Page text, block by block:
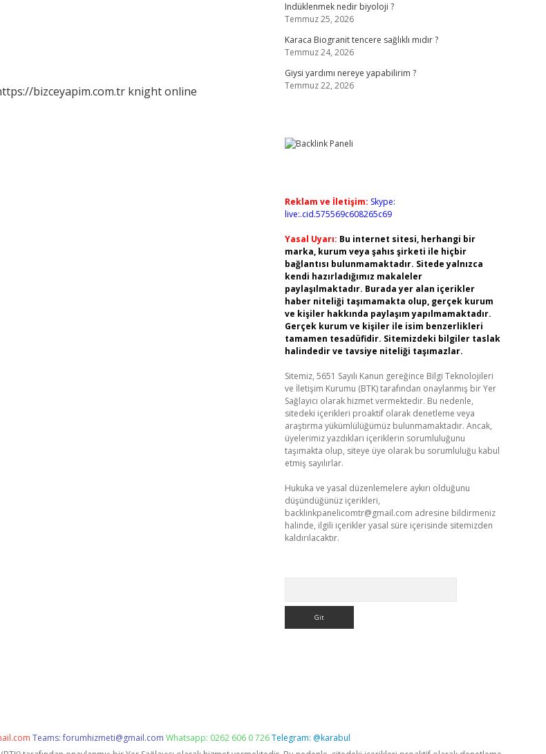
bizceyapim.com.tr knight online
Indüklenmek nedir biyoloji ?
Temmuz 25, 2026
Karaca Biogranit tencere sağlıklı mıdır ?
Temmuz 24, 2026
Giysi yardımı nereye yapabilirim ?
Temmuz 22, 2026
Reklam ve İletişim: Skype:
live:.cid.575569c608265c69
Yasal Uyarı: Bu internet sitesi, herhangi bir
marka, kurum veya şahıs şirketi ile hiçbir
bağlantısı bulunmamaktadır. Sitede yalnızca
kendi hazırladığımız makaleler
paylaşılmaktadır. Burada yer alan içerikler
haber niteliği taşımamakta olup, gerçek kurum
ve kişiler hakkında paylaşım yapılmamaktadır.
Gerçek kurum ve kişiler ile isim benzerlikleri
tamamen tesadüfidir. Sitemizdeki bilgiler taslak
halindedir ve tavsiye niteliği taşımazlar.
Sitemiz, 5651 Sayılı Kanun gereğince Bilgi Teknolojileri
ve İletişim Kurumu (BTK) tarafından onaylanmış bir Yer
Sağlayıcı olarak hizmet vermektedir. Bu nedenle,
sitedeki içerikleri proaktif olarak denetleme veya
araştırma yükümlülüğümüz bulunmamaktadır. Ancak,
üyelerimiz yazdıkları içeriklerin sorumluluğunu
taşımakta olup, siteye üye olarak bu sorumluluğu kabul
etmiş sayılırlar.
Hukuka ve yasal düzenlemelere aykırı olduğunu
düşündüğünüz içerikleri,
backlinkpanelicomtr@gmail.com adresine bildirmeniz
halinde, ilgili içerikler yasal süre içerisinde sitemizden
kaldırılacaktır.
Teams:forumhizmeti@gmail.com Whatsapp: 0262 606 0 726Telegram: @karabul